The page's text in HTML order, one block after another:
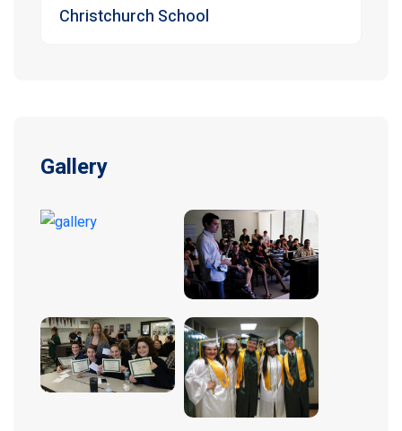
Christchurch School
Gallery